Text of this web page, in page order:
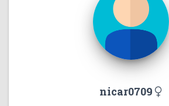
nicar0709